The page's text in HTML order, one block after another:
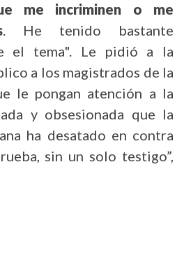
me incriminen o me
. He tenido bastante
el tema". Le pidió a la
a los magistrados de la
le pongan atención a la
y obsesionada que la
ha desatado en contra
sin un solo testigo”,